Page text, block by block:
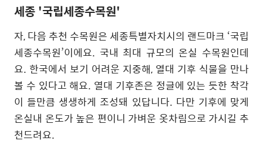
세종 '국립세종수목원'
자,다음 추천 수목원은 세종특별자치시의 랜드마크 ‘국립
세종수목원’이에요. 국내 최대 규모의 온실 수목원인데
요. 한국에서 보기 어려운 지중해, 열대 기후 식물을 만나
볼 수 있다고 해요. 열대 기후존은 정글에 있는 듯한 착각
이 들만큼 생생하게 조성돼 있답니다. 다만 기후에 맞게
온실내 온도가 높은 편이니 가벼운 옷차림으로 가시길 추
천드려요.